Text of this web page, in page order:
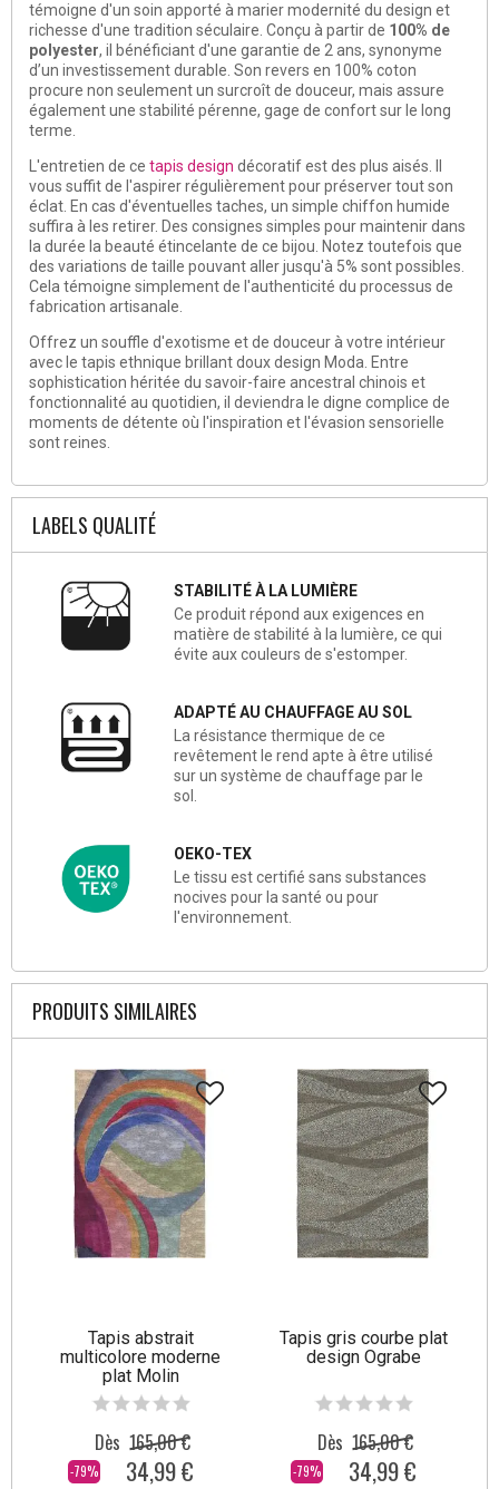
témoigne d'un soin apporté à marier modernité du design et
richesse d'une tradition séculaire. Conçu à partir de 100% de
polyester, il bénéficiant d'une garantie de 2 ans, synonyme
d’un investissement durable. Son revers en 100% coton
procure non seulement un surcroît de douceur, mais assure
également une stabilité pérenne, gage de confort sur le long
terme.
L'entretien de ce tapis design décoratif est des plus aisés. Il
vous suffit de l'aspirer régulièrement pour préserver tout son
éclat. En cas d'éventuelles taches, un simple chiffon humide
suffira à les retirer. Des consignes simples pour maintenir dans
la durée la beauté étincelante de ce bijou. Notez toutefois que
des variations de taille pouvant aller jusqu'à 5% sont possibles.
Cela témoigne simplement de l'authenticité du processus de
fabrication artisanale.
Offrez un souffle d'exotisme et de douceur à votre intérieur
avec le tapis ethnique brillant doux design Moda. Entre
sophistication héritée du savoir-faire ancestral chinois et
fonctionnalité au quotidien, il deviendra le digne complice de
moments de détente où l'inspiration et l'évasion sensorielle
sont reines.
LABELS QUALITÉ
STABILITÉ À LA LUMIÈRE
Ce produit répond aux exigences en
matière de stabilité à la lumière, ce qui
évite aux couleurs de s'estomper.
ADAPTÉ AU CHAUFFAGE AU SOL
La résistance thermique de ce
revêtement le rend apte à être utilisé
sur un système de chauffage par le
sol.
OEKO-TEX
Le tissu est certifié sans substances
nocives pour la santé ou pour
l'environnement.
PRODUITS SIMILAIRES
Tapis abstrait
multicolore moderne
plat Molin
-79%
Dès 165,00 €
34,99 €
Tapis gris courbe plat
design Ograbe
-79%
Dès 165,00 €
34,99 €